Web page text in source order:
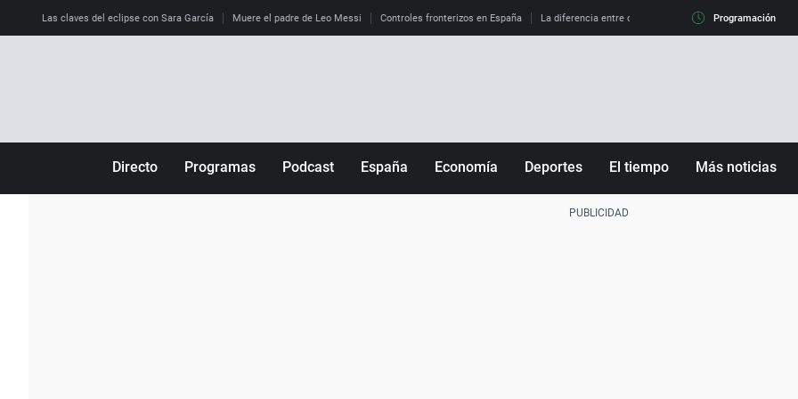
Las claves del eclipse con Sara García Muere el padre de Leo Messi Controles fronterizos en España La diferencia entre observar el eclipse al 99% y al 100%
Programación
Directo Programas Podcast España Economía Deportes El tiempo Más noticias